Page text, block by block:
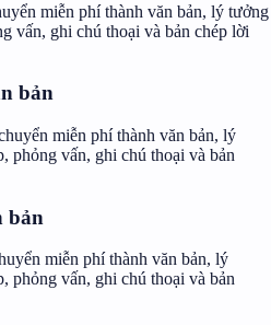
miễn phí thành văn bản, lý tưởng
vấn, ghi chú thoại và bản chép lời
bản
miễn phí thành văn bản, lý
phỏng vấn, ghi chú thoại và bản
bản
miễn phí thành văn bản, lý
phỏng vấn, ghi chú thoại và bản